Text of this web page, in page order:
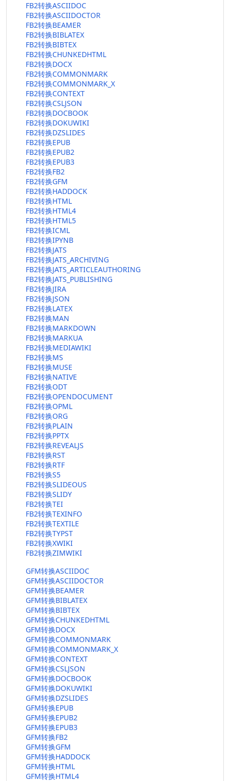
FB2转换ASCIIDOC
FB2转换ASCIIDOCTOR
FB2转换BEAMER
FB2转换BIBLATEX
FB2转换BIBTEX
FB2转换CHUNKEDHTML
FB2转换DOCX
FB2转换COMMONMARK
FB2转换COMMONMARK_X
FB2转换CONTEXT
FB2转换CSLJSON
FB2转换DOCBOOK
FB2转换DOKUWIKI
FB2转换DZSLIDES
FB2转换EPUB
FB2转换EPUB2
FB2转换EPUB3
FB2转换FB2
FB2转换GFM
FB2转换HADDOCK
FB2转换HTML
FB2转换HTML4
FB2转换HTML5
FB2转换ICML
FB2转换IPYNB
FB2转换JATS
FB2转换JATS_ARCHIVING
FB2转换JATS_ARTICLEAUTHORING
FB2转换JATS_PUBLISHING
FB2转换JIRA
FB2转换JSON
FB2转换LATEX
FB2转换MAN
FB2转换MARKDOWN
FB2转换MARKUA
FB2转换MEDIAWIKI
FB2转换MS
FB2转换MUSE
FB2转换NATIVE
FB2转换ODT
FB2转换OPENDOCUMENT
FB2转换OPML
FB2转换ORG
FB2转换PLAIN
FB2转换PPTX
FB2转换REVEALJS
FB2转换RST
FB2转换RTF
FB2转换S5
FB2转换SLIDEOUS
FB2转换SLIDY
FB2转换TEI
FB2转换TEXINFO
FB2转换TEXTILE
FB2转换TYPST
FB2转换XWIKI
FB2转换ZIMWIKI
GFM转换ASCIIDOC
GFM转换ASCIIDOCTOR
GFM转换BEAMER
GFM转换BIBLATEX
GFM转换BIBTEX
GFM转换CHUNKEDHTML
GFM转换DOCX
GFM转换COMMONMARK
GFM转换COMMONMARK_X
GFM转换CONTEXT
GFM转换CSLJSON
GFM转换DOCBOOK
GFM转换DOKUWIKI
GFM转换DZSLIDES
GFM转换EPUB
GFM转换EPUB2
GFM转换EPUB3
GFM转换FB2
GFM转换GFM
GFM转换HADDOCK
GFM转换HTML
GFM转换HTML4